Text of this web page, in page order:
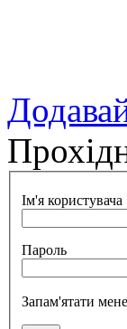
Ім'я користувача
Пароль
Запам'ятати мене